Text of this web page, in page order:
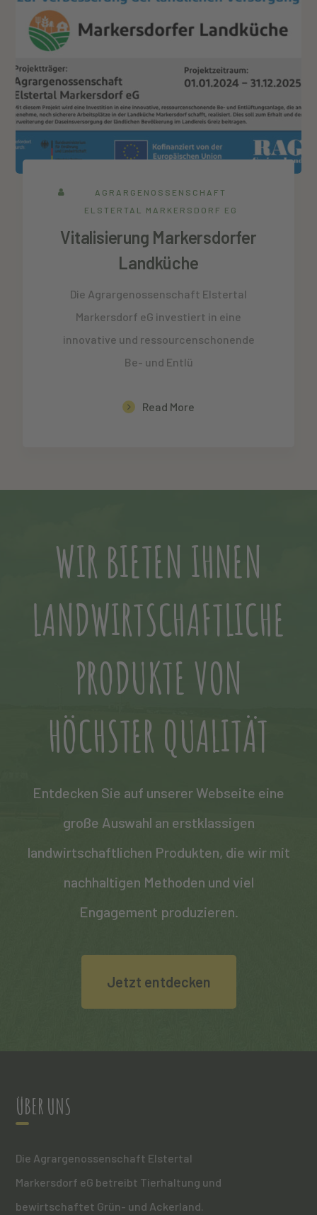
AGRARGENOSSENSCHAFT
ELSTERTAL MARKERSDORF EG
Vitalisierung Markersdorfer
Landküche
Die Agrargenossenschaft Elstertal
Markersdorf eG investiert in eine
innovative und ressourcenschonende
Be- und Entlü
Read More
WIR BIETEN IHNEN
LANDWIRTSCHAFTLICHE
PRODUKTE VON
HÖCHSTER QUALITÄT
Entdecken Sie auf unserer Webseite eine
große Auswahl an erstklassigen
landwirtschaftlichen Produkten, die wir mit
nachhaltigen Methoden und viel
Engagement produzieren.
Jetzt entdecken
ÜBER UNS
Die Agrargenossenschaft Elstertal
Markersdorf eG betreibt Tierhaltung und
bewirtschaftet Grün- und Ackerland.